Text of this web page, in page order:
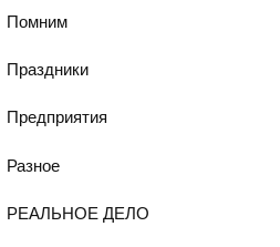
Помним
Праздники
Предприятия
Разное
РЕАЛЬНОЕ ДЕЛО